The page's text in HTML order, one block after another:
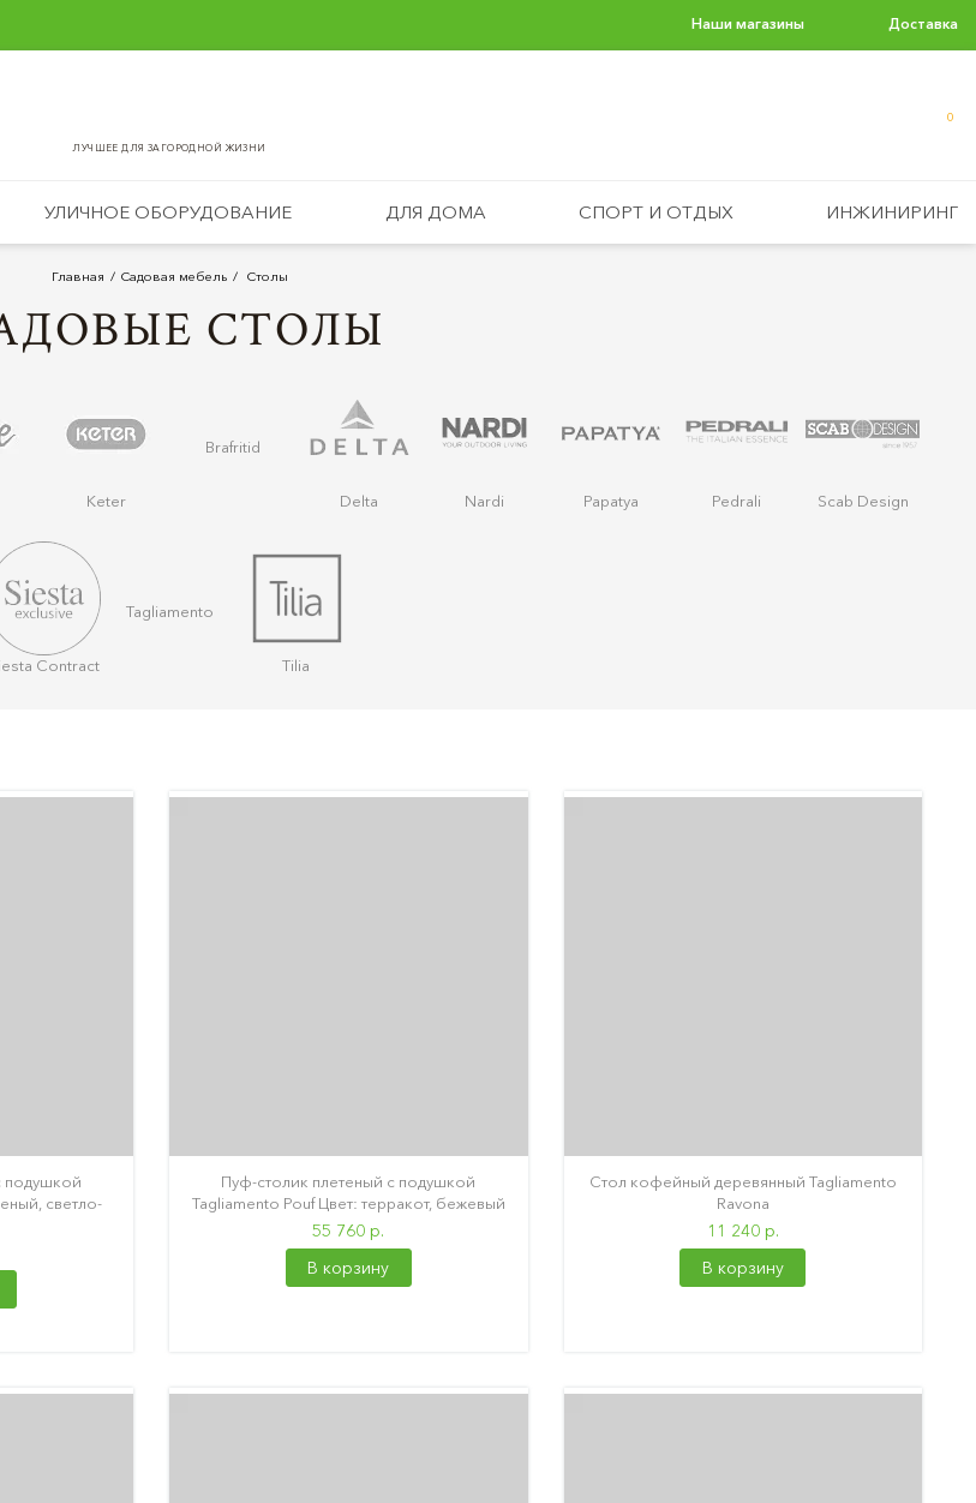
Наши магазины Доставка
ЛУЧШЕЕ ДЛЯ ЗАГОРОДНОЙ ЖИЗНИ
0
УЛИЧНОЕ ОБОРУДОВАНИЕ ДЛЯ ДОМА СПОРТ И ОТДЫХ ИНЖИНИРИНГ
Главная Садовая мебель Столы
СТОЛЫ
Keter
Brafritid
Delta Nardi Papatya Pedrali Scab Design
Contract
Tagliamento
Tilia
подушкой
светло-
Пуф-столик плетеный с подушкой
Tagliamento Pouf Цвет: терракот, бежевый
55 760 р.
В корзину
Стол кофейный деревянный Tagliamento
Ravona
11 240 р.
В корзину